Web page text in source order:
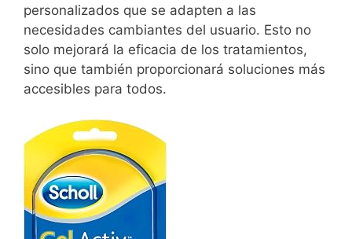
personalizados que se adapten a las
necesidades cambiantes del usuario. Esto no
solo mejorará la eficacia de los tratamientos,
sino que también proporcionará soluciones más
accesibles para todos.